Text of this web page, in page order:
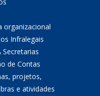
organizacional
Infralegais
de Contas
projetos,
e atividades